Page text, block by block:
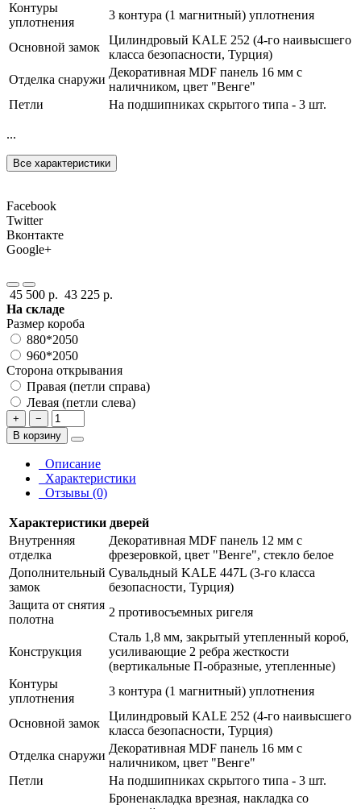
Контуры
уплотнения
3 контура (1 магнитный) уплотнения
Основной замок
Цилиндровый KALE 252 (4-го наивысшего
класса безопасности, Турция)
Отделка снаружи
Декоративная MDF панель 16 мм с
наличником, цвет "Венге"
Петли
На подшипниках скрытого типа - 3 шт.
...
Все характеристики
Facebook
Twitter
Вконтакте
Google+
45 500 р. 43 225 р.
На складе
Размер короба
880*2050
960*2050
Сторона открывания
Правая (петли справа)
Левая (петли слева)
+
−
В корзину
Описание
Характеристики
Отзывы (0)
Характеристики дверей
Внутренняя
отделка
Декоративная MDF панель 12 мм с
фрезеровкой, цвет "Венге", стекло белое
Дополнительный
замок
Сувальдный KALE 447L (3-го класса
безопасности, Турция)
Защита от снятия
полотна
2 противосъемных ригеля
Конструкция
Сталь 1,8 мм, закрытый утепленный короб,
усиливающие 2 ребра жесткости
(вертикальные П-образные, утепленные)
Контуры
уплотнения
3 контура (1 магнитный) уплотнения
Основной замок
Цилиндровый KALE 252 (4-го наивысшего
класса безопасности, Турция)
Отделка снаружи
Декоративная MDF панель 16 мм с
наличником, цвет "Венге"
Петли
На подшипниках скрытого типа - 3 шт.
Броненакладка врезная, накладка со